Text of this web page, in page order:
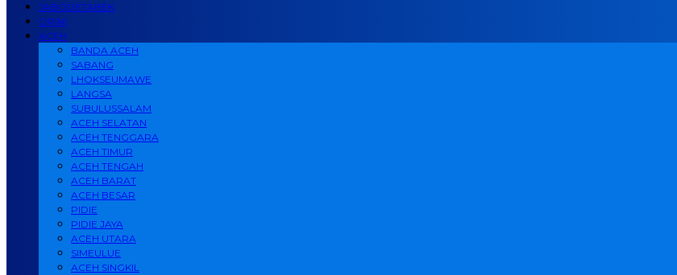
JABODETABEK
OPINI
ACEH
BANDA ACEH
SABANG
LHOKSEUMAWE
LANGSA
SUBULUSSALAM
ACEH SELATAN
ACEH TENGGARA
ACEH TIMUR
ACEH TENGAH
ACEH BARAT
ACEH BESAR
PIDIE
PIDIE JAYA
ACEH UTARA
SIMEULUE
ACEH SINGKIL